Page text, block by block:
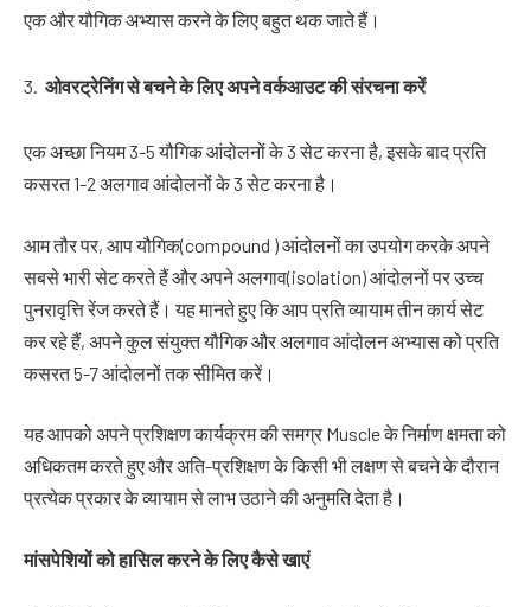
एक और यौगिक अभ्यास करने के लिए बहुत थक जाते हैं।
ओवरट्रेनिंगसेबचनेकेलिएअपनेवर्कआउटकीसंरचनाकरें
एक अच्छा नियम 3-5 यौगिक आंदोलनों के 3 सेट करना है, इसके बाद प्रति
कसरत 1-2 अलगाव आंदोलनों के 3 सेट करना है।
आम तौर पर, आप यौगिक(compound ) आंदोलनों का उपयोग करके अपने
सबसे भारी सेट करते हैं और अपने अलगाव(isolation) आंदोलनों पर उच्च
पुनरावृत्ति रेंज करते हैं। यह मानते हुए कि आप प्रति व्यायाम तीन कार्य सेट
कर रहे हैं, अपने कुल संयुक्त यौगिक और अलगाव आंदोलन अभ्यास को प्रति
कसरत 5-7 आंदोलनों तक सीमित करें।
यह आपको अपने प्रशिक्षण कार्यक्रम की समग्र Muscle के निर्माण क्षमता को
अधिकतम करते हुए और अति-प्रशिक्षण के किसी भी लक्षण से बचने के दौरान
प्रत्येक प्रकार के व्यायाम से लाभ उठाने की अनुमति देता है।
मांसपेशियोंकोहासिलकरनेकेलिएकैसेखाएं